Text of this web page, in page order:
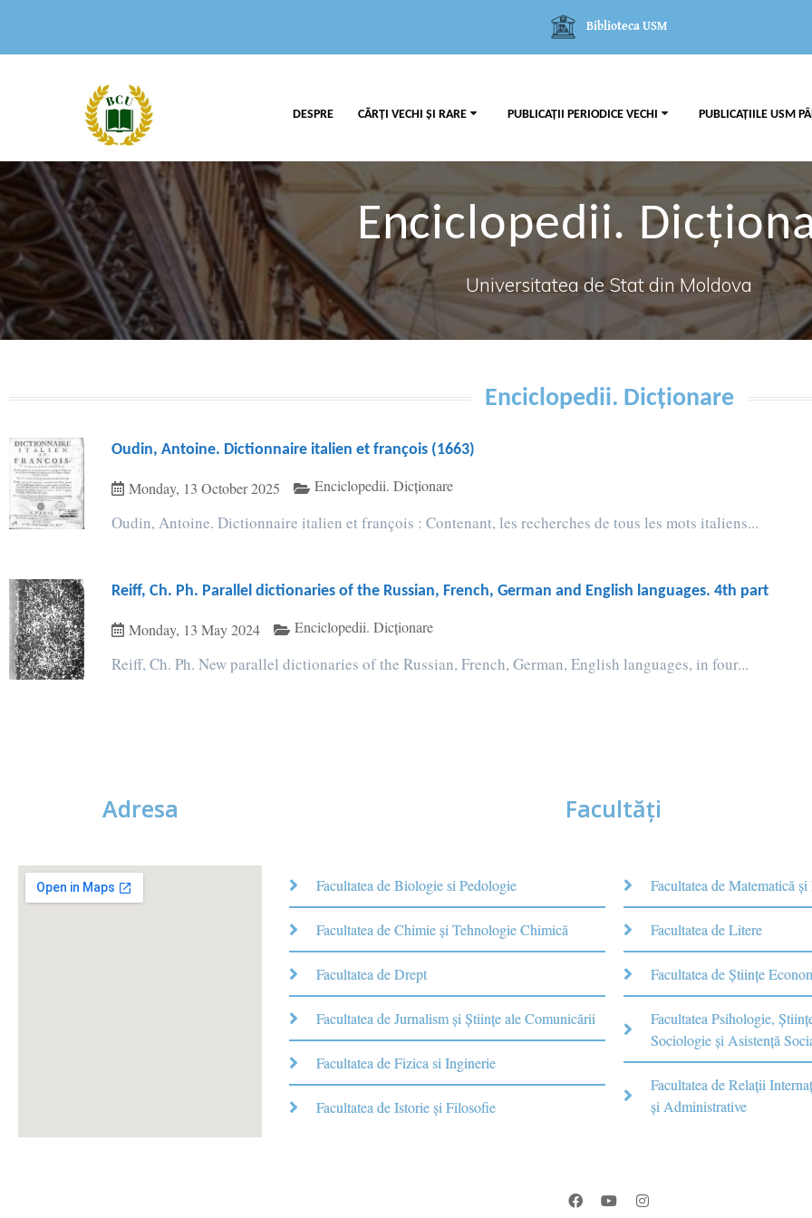
Biblioteca USM
DESPRE CĂRȚI VECHI ȘI RARE PUBLICAȚII PERIODICE VECHI PUBLICAȚIILE USM
Enciclopedii.
Universitatea de Stat din Moldova
Enciclopedii. Dicționare
Oudin, Antoine. Dictionnaire italien et françois (1663)
Monday, 13 October 2025 Enciclopedii. Dicționare
Oudin, Antoine. Dictionnaire italien et françois : Contenant, les recherches de tous les mots italiens...
Reiff, Ch. Ph. Parallel dictionaries of the Russian, French, German and English languages. 4th part
Monday, 13 May 2024 Enciclopedii. Dicționare
Reiff, Ch. Ph. New parallel dictionaries of the Russian, French, German, English languages, in four...
Adresa Facultăţi
Facultatea de Biologie si Pedologie
Facultatea de Chimie şi Tehnologie Chimică
Facultatea de Drept
Facultatea de Jurnalism şi Ştiinţe ale Comunicării
Facultatea de Fizica si Inginerie
Facultatea de Istorie şi Filosofie
Facultatea de Matematică
Facultatea de Litere
Facultatea de Științe
Facultatea Psihologie,
Sociologie și Asistență
Facultatea de Relaţii
şi Administrative